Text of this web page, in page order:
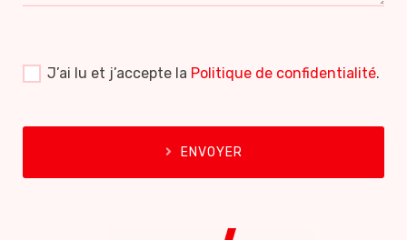
J’ai lu et j’accepte la Politique de confidentialité.
ENVOYER